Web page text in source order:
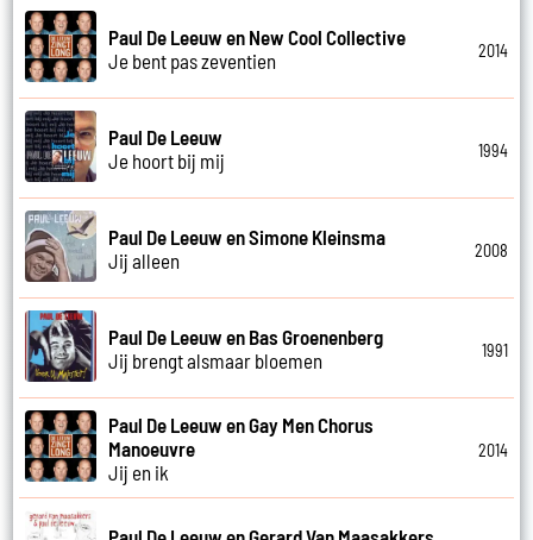
Paul De Leeuw en New Cool Collective
Je bent pas zeventien
2014
Paul De Leeuw
Je hoort bij mij
1994
Paul De Leeuw en Simone Kleinsma
Jij alleen
2008
Paul De Leeuw en Bas Groenenberg
Jij brengt alsmaar bloemen
1991
Paul De Leeuw en Gay Men Chorus
Manoeuvre
Jij en ik
2014